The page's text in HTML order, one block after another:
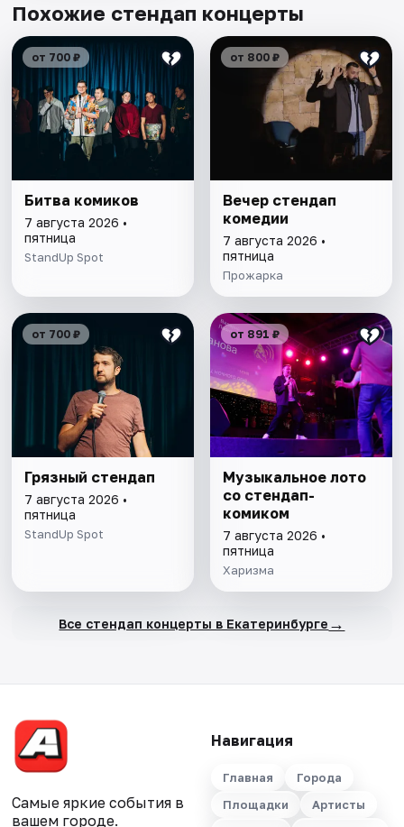
Похожие стендап концерты
от 700 ₽
Битва комиков
7 августа 2026 •
пятница
StandUp Spot
от 800 ₽
Вечер стендап
комедии
7 августа 2026 •
пятница
Прожарка
от 700 ₽
Грязный стендап
7 августа 2026 •
пятница
StandUp Spot
от 891 ₽
Музыкальное лото
со стендап-
комиком
7 августа 2026 •
пятница
Харизма
Все стендап концерты в Екатеринбурге →
Самые яркие события в
вашем городе.
Навигация
Главная
Города
Площадки
Артисты